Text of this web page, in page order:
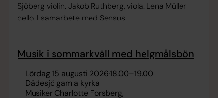
Sjöberg violin. Jakob Ruthberg, viola. Lena Müller
cello. I samarbete med Sensus.
Musik i sommarkväll med helgmålsbön
lördag 15 augusti 2026·18.00–19.00
Dädesjö gamla kyrka
Musiker Charlotte Forsberg